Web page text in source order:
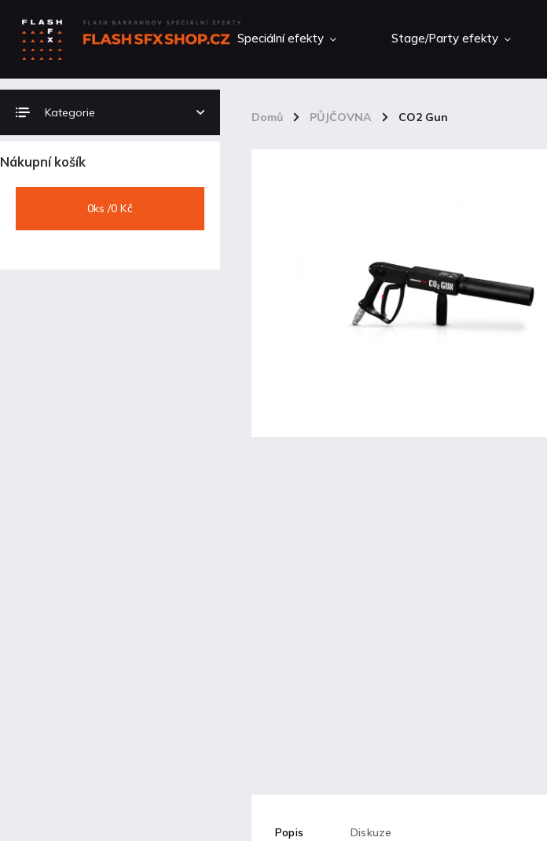
Speciální efekty Stage/Party efekty
Domů / PŮJČOVNA / CO2 Gun
Kategorie
Nákupní košík
0ks /0 Kč
Popis Diskuze